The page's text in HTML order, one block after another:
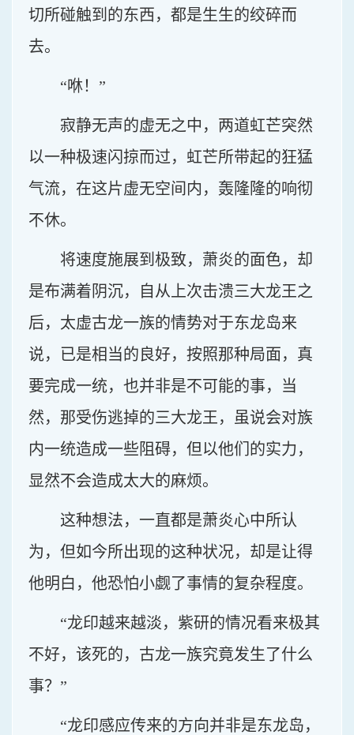
切所碰触到的东西，都是生生的绞碎而
去。
“咻！”
寂静无声的虚无之中，两道虹芒突然
以一种极速闪掠而过，虹芒所带起的狂猛
气流，在这片虚无空间内，轰隆隆的响彻
不休。
将速度施展到极致，萧炎的面色，却
是布满着阴沉，自从上次击溃三大龙王之
后，太虚古龙一族的情势对于东龙岛来
说，已是相当的良好，按照那种局面，真
要完成一统，也并非是不可能的事，当
然，那受伤逃掉的三大龙王，虽说会对族
内一统造成一些阻碍，但以他们的实力，
显然不会造成太大的麻烦。
这种想法，一直都是萧炎心中所认
为，但如今所出现的这种状况，却是让得
他明白，他恐怕小觑了事情的复杂程度。
“龙印越来越淡，紫研的情况看来极其
不好，该死的，古龙一族究竟发生了什么
事？”
“龙印感应传来的方向并非是东龙岛，